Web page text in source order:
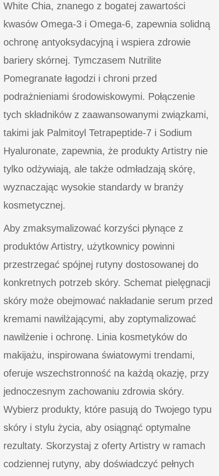
White Chia, znanego z bogatej zawartości
kwasów Omega-3 i Omega-6, zapewnia solidną
ochronę antyoksydacyjną i wspiera zdrowie
bariery skórnej. Tymczasem Nutrilite
Pomegranate łagodzi i chroni przed
podrażnieniami środowiskowymi. Połączenie
tych składników z zaawansowanymi związkami,
takimi jak Palmitoyl Tetrapeptide-7 i Sodium
Hyaluronate, zapewnia, że produkty Artistry nie
tylko odżywiają, ale także odmładzają skórę,
wyznaczając wysokie standardy w branży
kosmetycznej.
Aby zmaksymalizować korzyści płynące z
produktów Artistry, użytkownicy powinni
przestrzegać spójnej rutyny dostosowanej do
konkretnych potrzeb skóry. Schemat pielęgnacji
skóry może obejmować nakładanie serum przed
kremami nawilżającymi, aby zoptymalizować
nawilżenie i ochronę. Linia kosmetyków do
makijażu, inspirowana światowymi trendami,
oferuje wszechstronność na każdą okazję, przy
jednoczesnym zachowaniu zdrowia skóry.
Wybierz produkty, które pasują do Twojego typu
skóry i stylu życia, aby osiągnąć optymalne
rezultaty. Skorzystaj z oferty Artistry w ramach
codziennej rutyny, aby doświadczyć pełnych